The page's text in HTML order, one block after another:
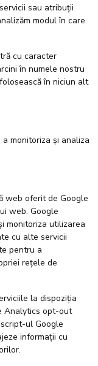
sau atribuții
modul în care
cu caracter
în numele nostru
în niciun alt
monitoriza și analiza
web oferit de Google
web. Google
monitoriza utilizarea
cu alte servicii
pentru a
rețele de
la dispoziția
Analytics opt-out
ul Google
informații cu